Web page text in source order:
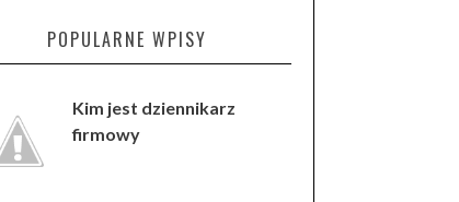
POPULARNE WPISY
Kim jest dziennikarz
firmowy